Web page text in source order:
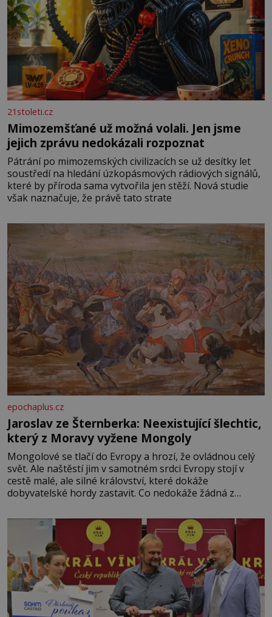
21stoleti.cz
Mimozemšťané už možná volali. Jen jsme
jejich zprávu nedokázali rozpoznat
Pátrání po mimozemských civilizacích se už desítky let
soustředí na hledání úzkopásmových rádiových signálů,
které by příroda sama vytvořila jen stěží. Nová studie
však naznačuje, že právě tato strate
epochaplus.cz
Jaroslav ze Šternberka: Neexistující šlechtic,
který z Moravy vyžene Mongoly
Mongolové se tlačí do Evropy a hrozí, že ovládnou celý
svět. Ale naštěstí jim v samotném srdci Evropy stojí v
cestě malé, ale silné království, které dokáže
dobyvatelské hordy zastavit. Co nedokáže žádná z
král. Nebo že by ne? Mongolové od roku 1223 postupují
podél Kaspického a Azovského moře,